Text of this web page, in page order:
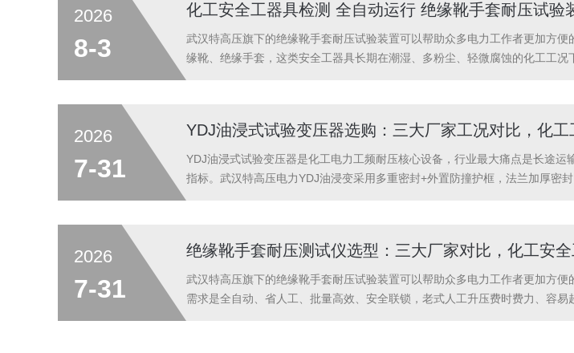
2026
8-3
化工安全工器具检测 全自动运行 绝缘靴手套耐压试验
武汉特高压旗下的绝缘靴手套耐压试验装置可以帮助众多电力工作者更加方
缘靴、绝缘手套，这类安全工器具长期在潮湿、多粉尘、轻微腐蚀的化工工
2026
7-31
YDJ油浸式试验变压器选购：三大厂家工况对比，化
YDJ油浸式试验变压器是化工电力工频耐压核心设备，行业最大痛点是长途
指标。武汉特高压电力YDJ油浸变采用多重密封+外置防撞护框，法兰加厚密
2026
7-31
绝缘靴手套耐压测试仪选型：三大厂家对比，化工安
武汉特高压旗下的绝缘靴手套耐压试验装置可以帮助众多电力工作者更加方
需求是全自动、省人工、批量高效、安全联锁，老式人工升压费时费力、容